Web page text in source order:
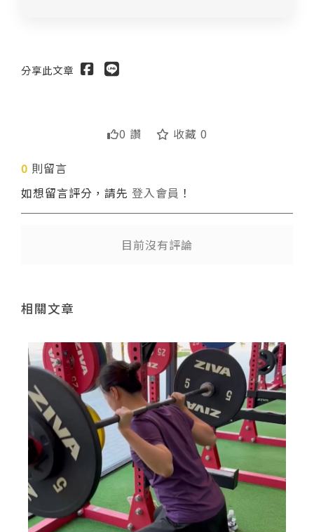
分享此文章
0 讚 收藏 0
0 則留言
如想留言評分，請先 登入會員 ！
目前沒有評論
相關文章